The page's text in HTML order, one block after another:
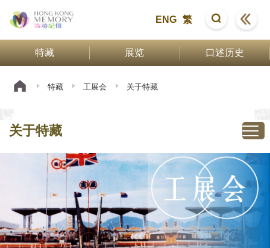
ENG 繁
特藏 展览 口述历史
特藏 工展会 关于特藏
关于特藏